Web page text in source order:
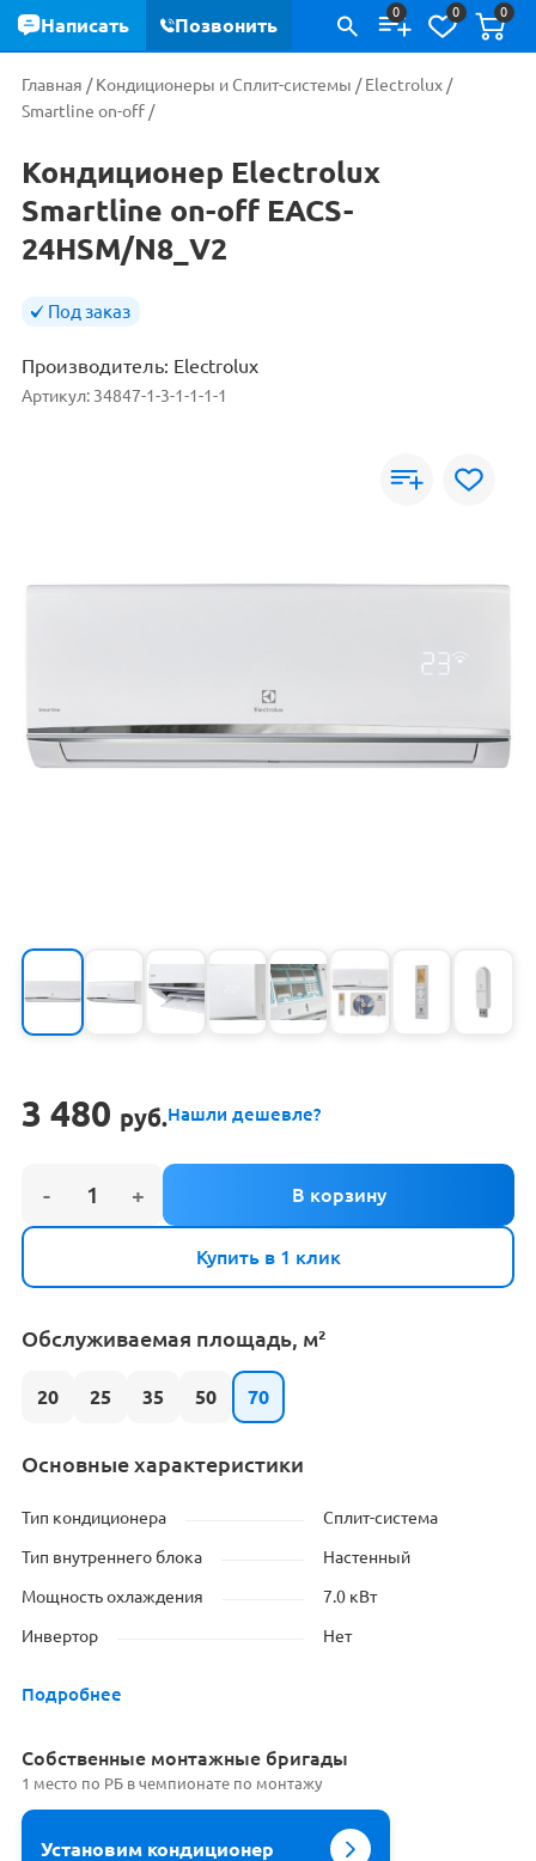
0 0 0
Главная /Кондиционеры и Сплит-системы /Electrolux /
Smartline on-off /
Кондиционер Electrolux
Smartline on-off EACS-
24HSM/N8_V2
Под заказ
Производитель: Electrolux
Артикул: 34847-1-3-1-1-1-1
3 480 руб.Нашли дешевле?
Купить в 1 клик
Обслуживаемая площадь, м²
20 25 35 50 70
Основные характеристики
Тип кондиционера Сплит-система
Тип внутреннего блока Настенный
Мощность охлаждения 7.0 кВт
Инвертор Нет
Подробнее
Cобственные монтажные бригады
1 место по РБ в чемпионате по монтажу
Установим кондиционер
Написать Позвонить